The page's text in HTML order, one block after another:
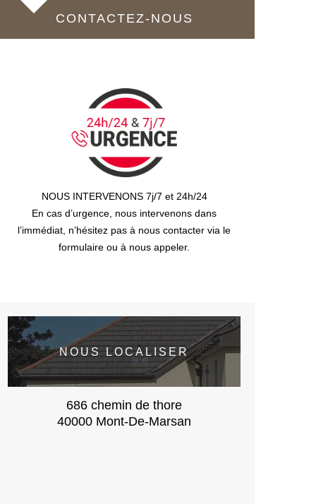
CONTACTEZ-NOUS
NOUS INTERVENONS 7j/7 et 24h/24
En cas d’urgence, nous intervenons dans
l’immédiat, n’hésitez pas à nous contacter via le
formulaire ou à nous appeler.
NOUS LOCALISER
686 chemin de thore
40000 Mont-De-Marsan